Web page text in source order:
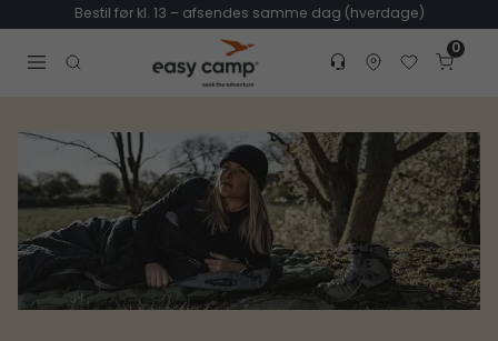
Bestil før kl. 13 – afsendes samme dag (hverdage)
Open search modal
Customer service
Find dealer
Favorites
Cart
0